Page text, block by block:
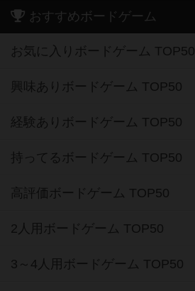
おすすめボードゲーム
お気に入りボードゲーム TOP50
興味ありボードゲーム TOP50
経験ありボードゲーム TOP50
持ってるボードゲーム TOP50
高評価ボードゲーム TOP50
2人用ボードゲーム TOP50
3～4人用ボードゲーム TOP50